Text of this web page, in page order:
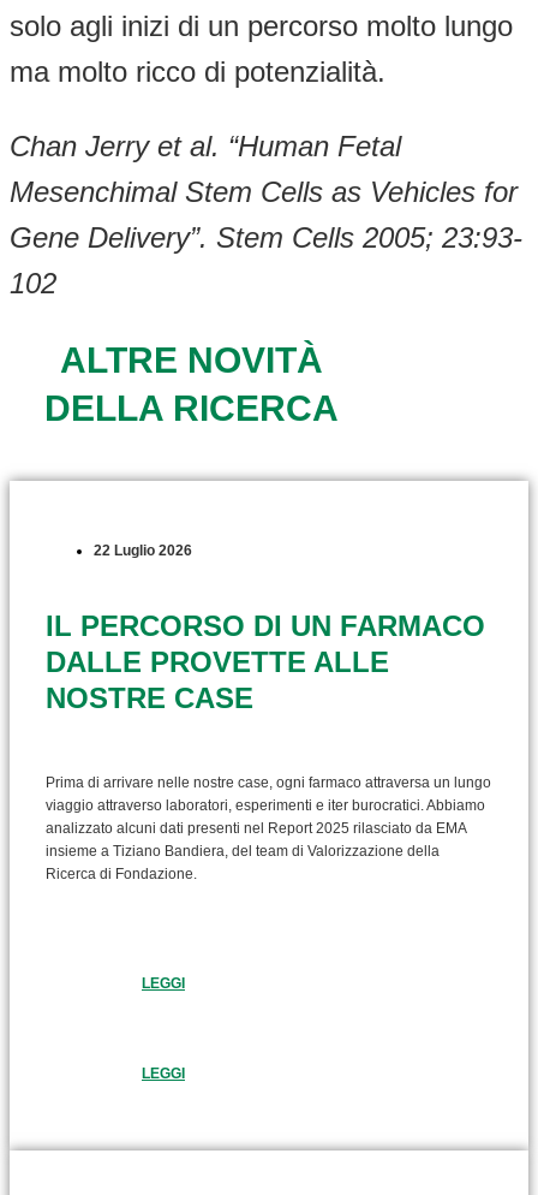
solo agli inizi di un percorso molto lungo
ma molto ricco di potenzialità.
Chan Jerry et al. “Human Fetal
Mesenchimal Stem Cells as Vehicles for
Gene Delivery”. Stem Cells 2005; 23:93-
102
ALTRE NOVITÀ
DELLA RICERCA
22 Luglio 2026
IL PERCORSO DI UN FARMACO
DALLE PROVETTE ALLE
NOSTRE CASE
Prima di arrivare nelle nostre case, ogni farmaco attraversa un lungo
viaggio attraverso laboratori, esperimenti e iter burocratici. Abbiamo
analizzato alcuni dati presenti nel Report 2025 rilasciato da EMA
insieme a Tiziano Bandiera, del team di Valorizzazione della
Ricerca di Fondazione.
LEGGI
LEGGI